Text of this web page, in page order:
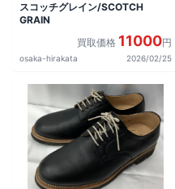
スコッチグレイン/SCOTCH
GRAIN
買取価格 11000円
osaka-hirakata 2026/02/25